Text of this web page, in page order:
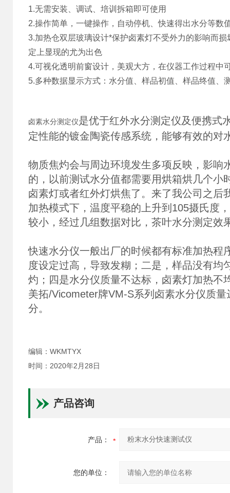
1.无需安装、调试、培训拆箱即可使用
2.操作简单，一键操作，自动停机、快速得出水分等数
3.加热仓双层玻璃设计*保护卤素灯不受外力的影响而
定上显现的尤为出色
4.可视化透明前窗设计，美观大方，在仪器工作过程中
5.多种数据显示方式：水分值、样品初值、样品终值、
卤素水分测定仪是优于红外水分测定仪及便携式
定性能的镀金陶瓷传感系统，能够有效的
物质焦灼会与周边环境发生多项反映，影响
的，以前测试水分值都需要用烘箱烘几个
卤素灯或者红外灯烘焦了。来了我公司之
加热模式下，温度平稳的上升到105摄氏度
较小，经过几组数据对比，茶叶水分测定效
快速水分仪一般出厂的时候都有标准加热程
度设定过高，导致发糊；二是，样品没有
灼；四是水分仪质量不达标，卤素灯加热不
美拓/Vicometer牌VM-S系列卤素水分仪质
分。
编辑：WKMTYX
时间：2020年2月28日
产品咨询
产品：
您的单位：